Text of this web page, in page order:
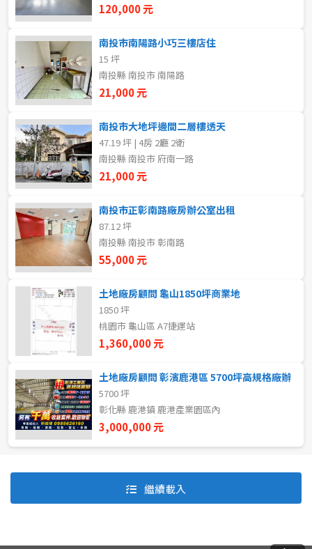
預設排序
價格從高到低
格局
不拘
2房 3房
4房
租金(元)
自租
房東自租
120,000 元
南投市南陽路小巧三樓店住
15 坪
南投縣 南投市 南陽路
21,000 元
南投市大地坪邊間二層樓透天
47.19 坪 | 4房 2廳 2衛
南投縣 南投市 府南一路
21,000 元
南投市正彰南路廠房辦公室出租
87.12 坪
南投縣 南投市 彰南路
55,000 元
土地廠房顧問 龜山1850坪商業地
1850 坪
桃園市 龜山區 A7捷運站
1,360,000 元
土地廠房顧問 彰濱鹿港區 5700坪高規格廠辦
5700 坪
彰化縣 鹿港鎮 鹿港產業園區內
3,000,000 元
繼續載入